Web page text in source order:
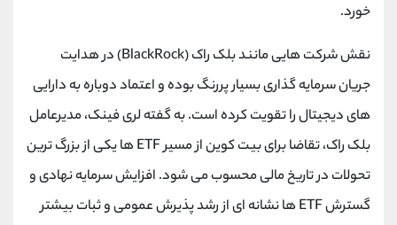
خورد.
نقش شرکت هایی مانند بلک راک (BlackRock) در هدایت
جریان سرمایه گذاری بسیار پررنگ بوده و اعتماد دوباره به دارایی
های دیجیتال را تقویت کرده است. به گفته‌ لری فینک، مدیرعامل
بلک راک، تقاضا برای بیت کوین از مسیر ETF ها یکی از بزرگ ترین
تحولات در تاریخ مالی محسوب می شود. افزایش سرمایه نهادی و
گسترش ETF ها نشانه ای از رشد پذیرش عمومی و ثبات بیشتر